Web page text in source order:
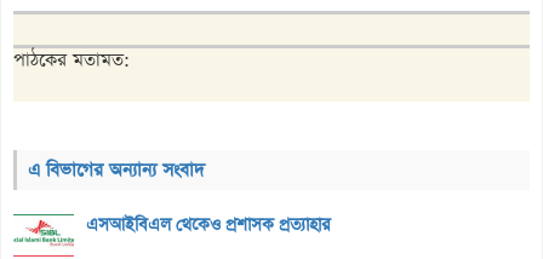
পাঠকের মতামত:
এ বিভাগের অন্যান্য সংবাদ
এসআইবিএল থেকেও প্রশাসক প্রত্যাহার